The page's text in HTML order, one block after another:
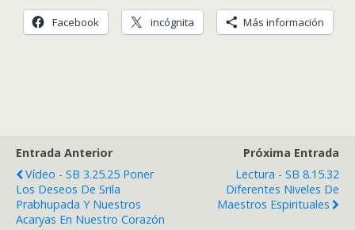
Facebook incógnita Más información
Entrada Anterior
Vídeo - SB 3.25.25 Poner
Los Deseos De Srila
Prabhupada Y Nuestros
Acaryas En Nuestro Corazón
Próxima Entrada
Lectura - SB 8.15.32
Diferentes Niveles De
Maestros Espirituales